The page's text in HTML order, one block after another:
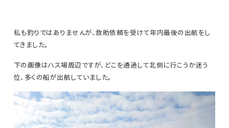
私も釣りではありませんが、救助依頼を受けて年内最後の出航をし
てきました。
下の画像はハス場周辺ですが、どこを通過して北側に行こうか迷う
位、多くの船が出航していました。